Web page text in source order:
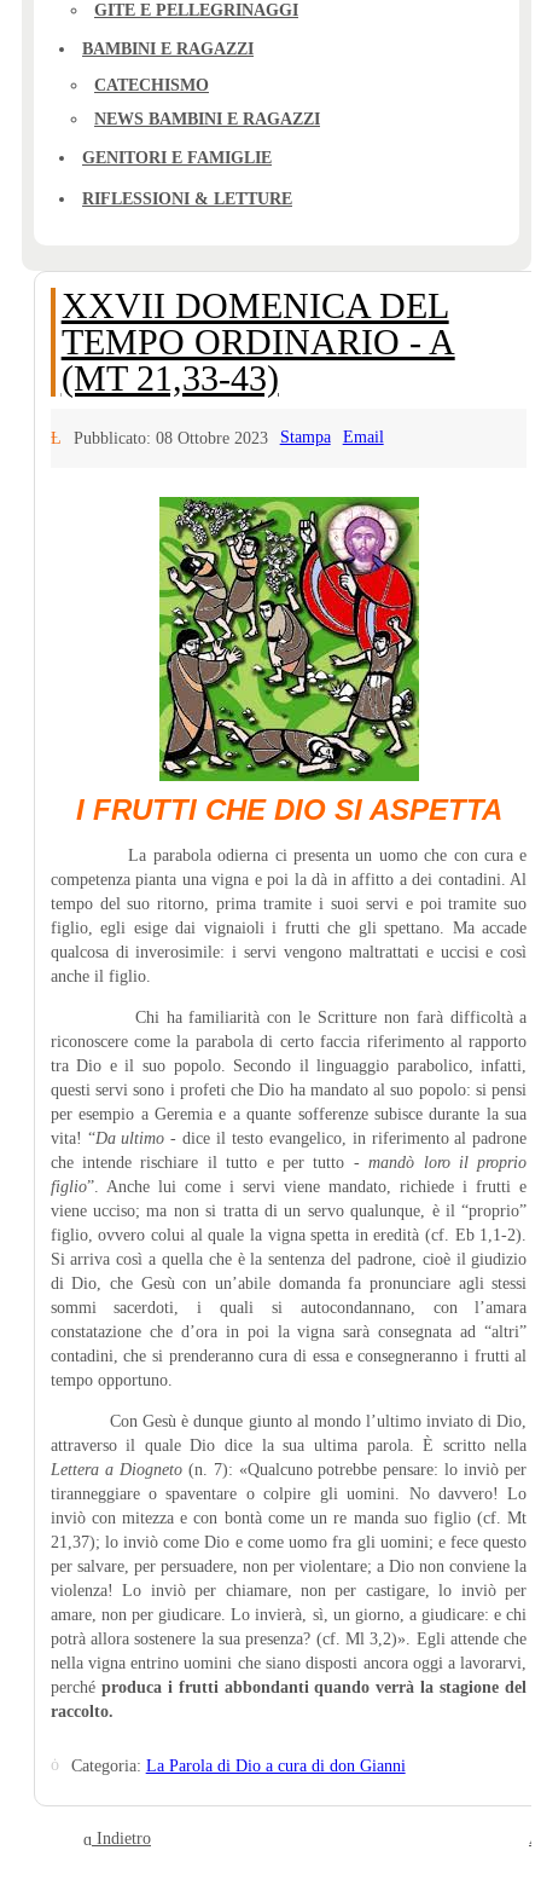
GITE E PELLEGRINAGGI
BAMBINI E RAGAZZI
CATECHISMO
NEWS BAMBINI E RAGAZZI
GENITORI E FAMIGLIE
RIFLESSIONI & LETTURE
XXVII DOMENICA DEL
TEMPO ORDINARIO - A
(MT 21,33-43)
Pubblicato: 08 Ottobre 2023 Stampa Email
I FRUTTI CHE DIO SI ASPETTA
La parabola odierna ci presenta un uomo che con cura e
competenza pianta una vigna e poi la dà in affitto a dei contadini. Al
tempo del suo ritorno, prima tramite i suoi servi e poi tramite suo
figlio, egli esige dai vignaioli i frutti che gli spettano. Ma accade
qualcosa di inverosimile: i servi vengono maltrattati e uccisi e così
anche il figlio.
Chi ha familiarità con le Scritture non farà difficoltà a
riconoscere come la parabola di certo faccia riferimento al rapporto
tra Dio e il suo popolo. Secondo il linguaggio parabolico, infatti,
questi servi sono i profeti che Dio ha mandato al suo popolo: si pensi
per esempio a Geremia e a quante sofferenze subisce durante la sua
vita! “Da ultimo - dice il testo evangelico, in riferimento al padrone
che intende rischiare il tutto e per tutto -mandò loro il proprio
figlio”. Anche lui come i servi viene mandato, richiede i frutti e
viene ucciso; ma non si tratta di un servo qualunque, è il “proprio”
figlio, ovvero colui al quale la vigna spetta in eredità (cf. Eb 1,1-2).
Si arriva così a quella che è la sentenza del padrone, cioè il giudizio
di Dio, che Gesù con un’abile domanda fa pronunciare agli stessi
sommi sacerdoti, i quali si autocondannano, con l’amara
constatazione che d’ora in poi la vigna sarà consegnata ad “altri”
contadini, che si prenderanno cura di essa e consegneranno i frutti al
tempo opportuno.
Con Gesù è dunque giunto al mondo l’ultimo inviato di Dio,
attraverso il quale Dio dice la sua ultima parola. È scritto nella
Lettera a Diogneto(n. 7): «Qualcuno potrebbe pensare: lo inviò per
tiranneggiare o spaventare o colpire gli uomini. No davvero! Lo
inviò con mitezza e con bontà come un re manda suo figlio (cf. Mt
21,37); lo inviò come Dio e come uomo fra gli uomini; e fece questo
per salvare, per persuadere, non per violentare; a Dio non conviene la
violenza! Lo inviò per chiamare, non per castigare, lo inviò per
amare, non per giudicare. Lo invierà, sì, un giorno, a giudicare: e chi
potrà allora sostenere la sua presenza? (cf. Ml 3,2)». Egli attende che
nella vigna entrino uomini che siano disposti ancora oggi a lavorarvi,
perché produca i frutti abbondanti quando verrà la stagione del
raccolto.
Categoria: La Parola di Dio a cura di don Gianni
Indietro